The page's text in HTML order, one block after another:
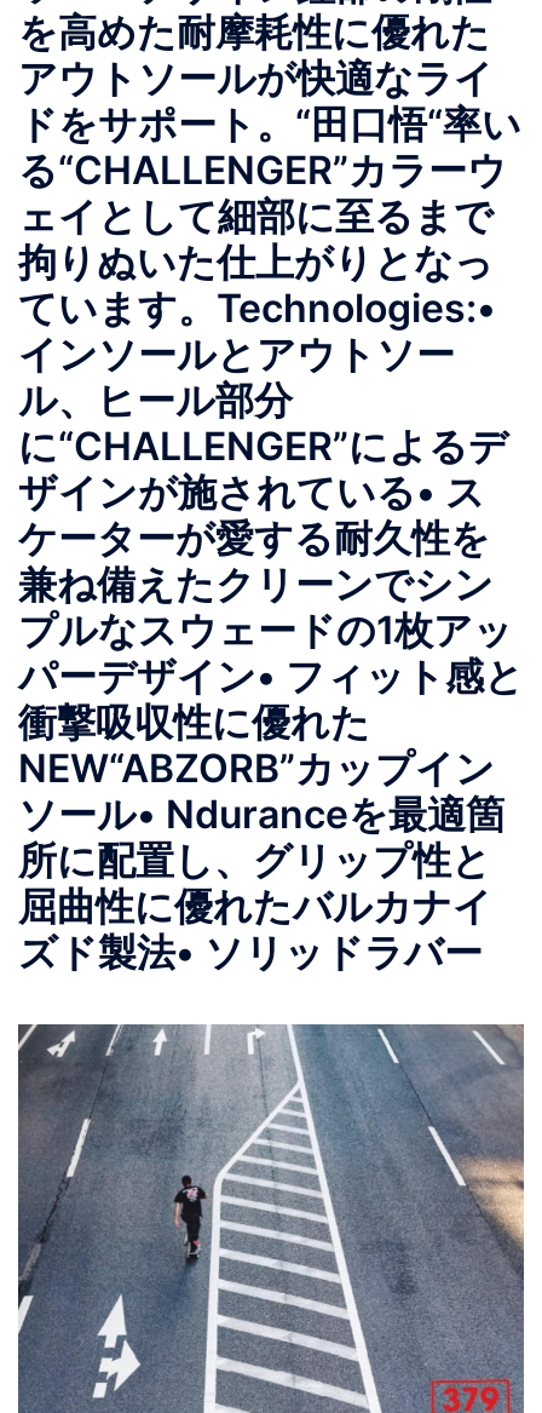
を高めた耐摩耗性に優れた
アウトソールが快適なライ
ドをサポート。“田口悟“率い
る“CHALLENGER”カラーウ
ェイとして細部に至るまで
拘りぬいた仕上がりとなっ
ています。 Technologies: •
インソールとアウトソー
ル、ヒール部分
に“CHALLENGER”によるデ
ザインが施されている • ス
ケーターが愛する耐久性を
兼ね備えたクリーンでシン
プルなスウェードの1枚アッ
パーデザイン • フィット感と
衝撃吸収性に優れた
NEW“ABZORB”カップイン
ソール • Nduranceを最適箇
所に配置し、グリップ性と
屈曲性に優れたバルカナイ
ズド製法 • ソリッドラバー